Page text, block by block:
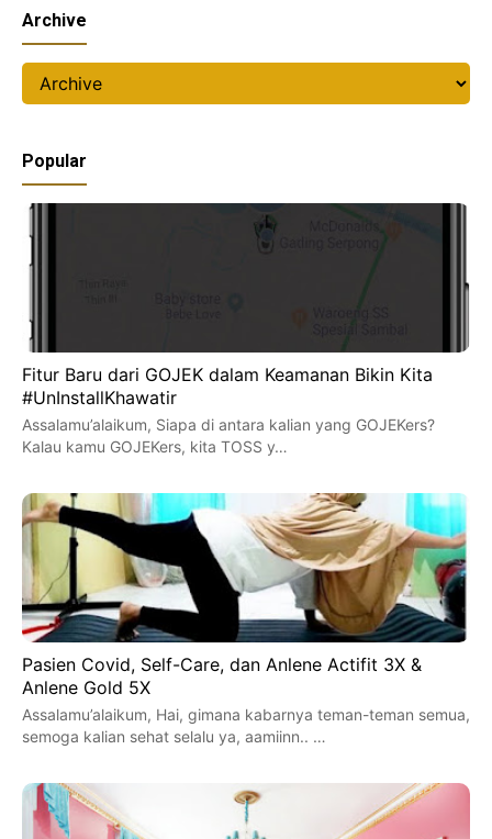
Archive
Popular
Fitur Baru dari GOJEK dalam Keamanan Bikin Kita
#UnInstallKhawatir
Assalamu’alaikum, Siapa di antara kalian yang GOJEKers?
Kalau kamu GOJEKers, kita TOSS y…
Pasien Covid, Self-Care, dan Anlene Actifit 3X &
Anlene Gold 5X
Assalamu’alaikum, Hai, gimana kabarnya teman-teman semua,
semoga kalian sehat selalu ya, aamiinn.. …